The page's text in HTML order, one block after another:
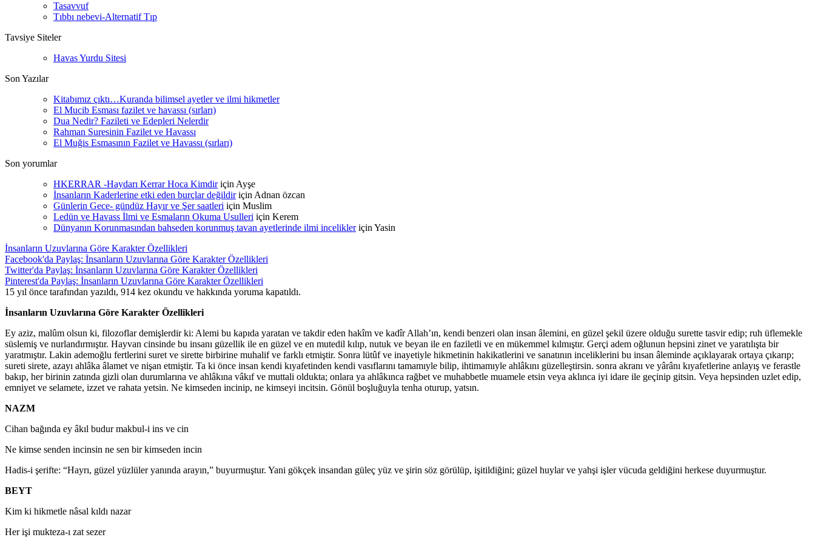
Tasavvuf
Tıbbı nebevi-Alternatif Tıp
Tavsiye Siteler
Havas Yurdu Sitesi
Son Yazılar
Kitabımız çıktı…Kuranda bilimsel ayetler ve ilmi hikmetler
El Mucib Esması fazilet ve havassı (sırları)
Dua Nedir? Fazileti ve Edepleri Nelerdir
Rahman Suresinin Fazilet ve Havassı
El Muğis Esmasının Fazilet ve Havassı (sırları)
Son yorumlar
HKERRAR -Haydarı Kerrar Hoca Kimdiriçin Ayşe
İnsanların Kaderlerine etki eden burçlar değildiriçin Adnan özcan
Günlerin Gece- gündüz Hayır ve Şer saatleri için Muslim
Ledün ve Havass İlmi ve Esmaların Okuma Usulleri için Kerem
Dünyanın Korunmasından bahseden korunmuş tavan ayetlerinde ilmi incelikleriçin Yasin
İnsanların Uzuvlarına Göre Karakter Özellikleri
Facebook'da Paylaş: İnsanların Uzuvlarına Göre Karakter Özellikleri
Twitter'da Paylaş: İnsanların Uzuvlarına Göre Karakter Özellikleri
Pinterest'da Paylaş: İnsanların Uzuvlarına Göre Karakter Özellikleri
15 yıl önce tarafından yazıldı, 914 kez okundu ve hakkında yoruma kapatıldı.
İnsanların Uzuvlarına Göre Karakter Özellikleri
Ey aziz, malûm olsun ki, filozoflar demişlerdir ki: Alemi bu kapıda yaratan ve takdir eden hakîm ve kadîr Allah’ın, kendi benzeri olan insan âlemini, en güzel şekil üzere olduğu surette tasvir edip; ruh üflemekle
süslemiş ve nurlandırmıştır. Hayvan cinsinde bu insanı güzellik ile en güzel ve en mutedil kılıp, nutuk ve beyan ile en faziletli ve en mükemmel kılmıştır. Gerçi adem oğlunun hepsini zinet ve yaratılışta bir
yaratmıştır. Lakin ademoğlu fertlerini suret ve sirette birbirine muhalif ve farklı etmiştir. Sonra lütûf ve inayetiyle hikmetinin hakikatlerini ve sanatının inceliklerini bu insan âleminde açıklayarak ortaya çıkarıp;
sureti sirete, azayı ahlâka âlamet ve nişan etmiştir. Ta ki önce insan kendi kıyafetinden kendi vasıflarını tamamıyle bilip, ihtimamıyle ahlâkını güzelleştirsin. sonra akranı ve yârânı kıyafetlerine anlayış ve ferastle
bakıp, her birinin zatında gizli olan durumlarına ve ahlâkına vâkıf ve muttali oldukta; onlara ya ahlâkınca rağbet ve muhabbetle muamele etsin veya aklınca iyi idare ile geçinip gitsin. Veya hepsinden uzlet edip,
emniyet ve selamete, izzet ve rahata yetsin. Ne kimseden incinip, ne kimseyi incitsin. Gönül boşluğuyla tenha oturup, yatsın.
NAZM
Cihan bağında ey âkıl budur makbul-i ins ve cin
Ne kimse senden incinsin ne sen bir kimseden incin
Hadis-i şerifte: “Hayrı, güzel yüzlüler yanında arayın,” buyurmuştur. Yani gökçek insandan güleç yüz ve şirin söz görülüp, işitildiğini; güzel huylar ve yahşi işler vücuda geldiğini herkese duyurmuştur.
BEYT
Kim ki hikmetle nâsal kıldı nazar
Her işi mukteza-ı zat sezer